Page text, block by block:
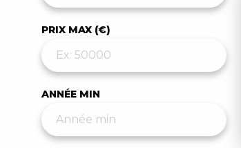
PRIX MAX (€)
ANNÉE MIN